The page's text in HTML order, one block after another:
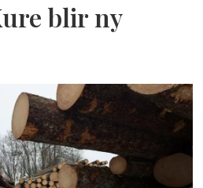
blir ny